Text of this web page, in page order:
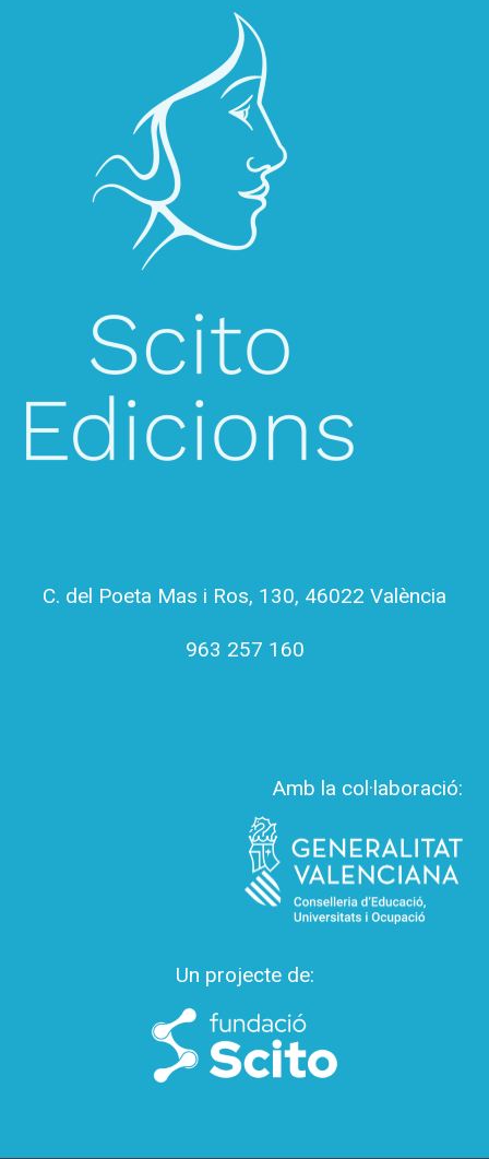
C. del Poeta Mas i Ros, 130, 46022 València
963 257 160
Amb la col·laboració:
Un projecte de: